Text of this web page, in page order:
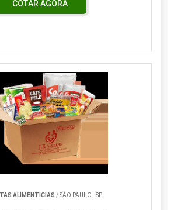
COTAR AGORA
ALIMENTICIAS / SÃO PAULO - SP